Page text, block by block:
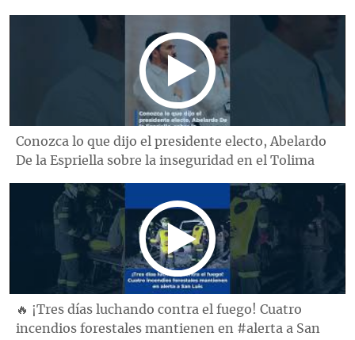
Conozca lo que dijo el presidente electo, Abelardo
De la Espriella sobre la inseguridad en el Tolima
🔥 ¡Tres días luchando contra el fuego! Cuatro
incendios forestales mantienen en #alerta a San